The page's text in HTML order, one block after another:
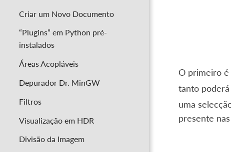
Criar um Novo Documento
“Plugins” em Python pré-
instalados
Áreas Acopláveis
Depurador Dr. MinGW
Filtros
Visualização em HDR
Divisão da Imagem
O primeiro é
tanto
uma
presente